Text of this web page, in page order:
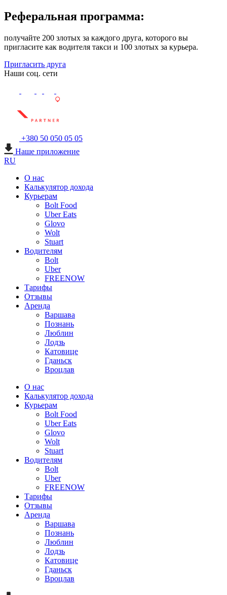
Реферальная программа:
получайте 200 злотых за каждого друга, которого вы
пригласите как водителя такси и 100 злотых за курьера.
Пригласить друга
Наши соц. сети
+380 50 050 05 05
Наше приложение
RU
О нас
Калькулятор дохода
Курьерам
Bolt Food
Uber Eats
Glovo
Wolt
Stuart
Водителям
Bolt
Uber
FREENOW
Тарифы
Отзывы
Аренда
Варшава
Познань
Люблин
Лодзь
Катовице
Гданьск
Вроцлав
О нас
Калькулятор дохода
Курьерам
Bolt Food
Uber Eats
Glovo
Wolt
Stuart
Водителям
Bolt
Uber
FREENOW
Тарифы
Отзывы
Аренда
Варшава
Познань
Люблин
Лодзь
Катовице
Гданьск
Вроцлав